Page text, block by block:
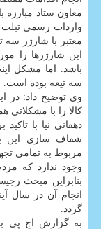
معاون ستاد مبارزه
واردات رسمی تبلت
معتبر با شارژر سه
این شارژرها را
باشد. اما مشكل
سه تیغه بوده است.
وی توضیح داد: در
كالا را با مشكلاتی
دهقانی نیا با
شفاف سازی این
مربوط به تمامی
وجود ندارد كه
بنابراین مبحث
انجام آن در سال
گردد.
به گزارش اچ پی